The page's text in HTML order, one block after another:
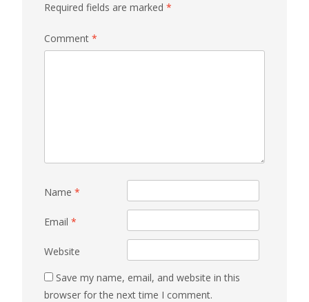
Required fields are marked *
Comment *
Name *
Email *
Website
Save my name, email, and website in this
browser for the next time I comment.